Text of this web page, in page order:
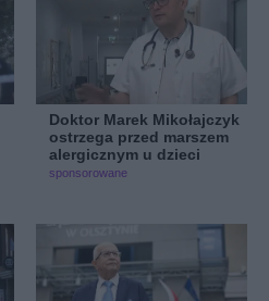
Doktor Marek Mikołajczyk
ostrzega przed marszem
alergicznym u dzieci
sponsorowane